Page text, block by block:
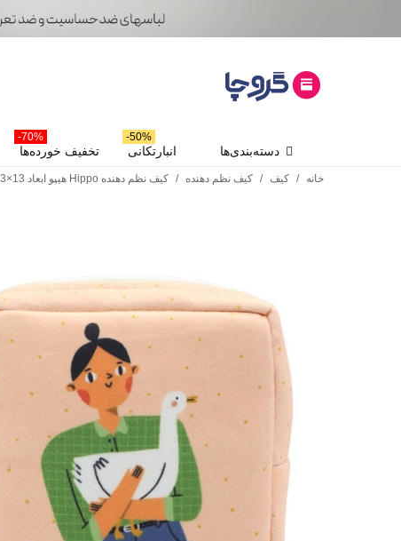
دسته‌بندی‌ها انبارتکانی
50%-
تخفیف خورده‌ها
70%-
خانه / کیف / کیف نظم دهنده / کیف نظم دهنده Hippo هیپو ابعاد 13×13 کد 102 طرح دخترک و غاز